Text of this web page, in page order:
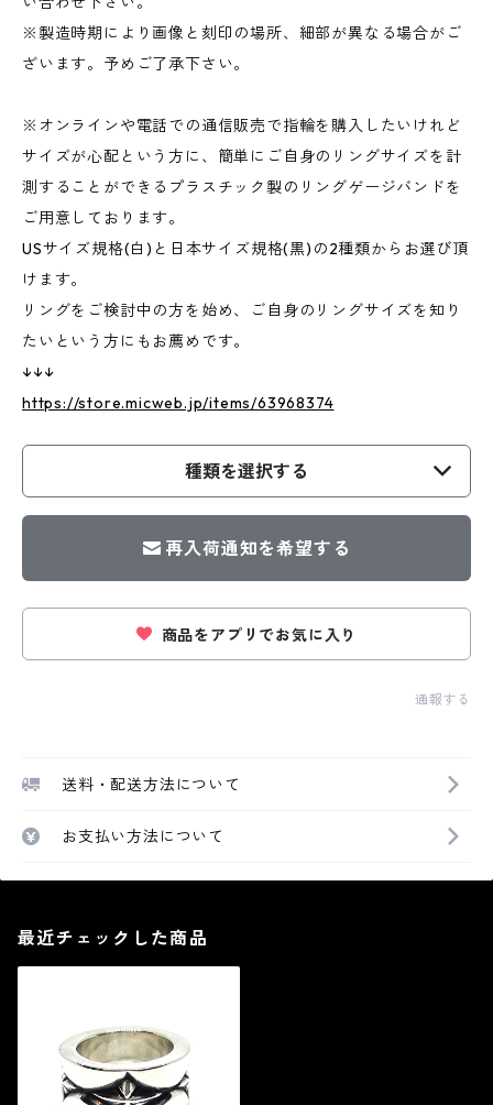
※製造時期により画像と刻印の場所、細部が異なる場合がご
ざいます。予めご了承下さい。
※オンラインや電話での通信販売で指輪を購入したいけれど
サイズが心配という方に、簡単にご自身のリングサイズを計
測することができるプラスチック製のリングゲージバンドを
ご用意しております。
USサイズ規格(白)と日本サイズ規格(黒)の2種類からお選び頂
けます。
リングをご検討中の方を始め、ご自身のリングサイズを知り
たいという方にもお薦めです。
↓↓↓
https://store.micweb.jp/items/63968374
種類を選択する
再入荷通知を希望する
商品をアプリでお気に入り
通報する
送料・配送方法について
お支払い方法について
最近チェックした商品